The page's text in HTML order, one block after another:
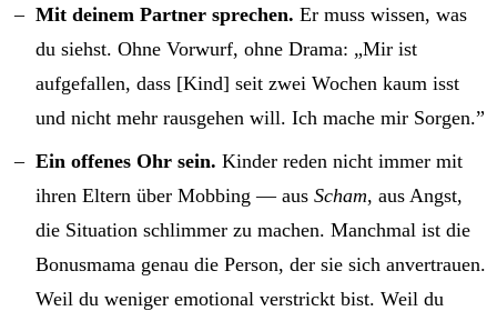
Mit deinem Partner sprechen. Er muss wissen, was
du siehst. Ohne Vorwurf, ohne Drama: „Mir ist
aufgefallen, dass [Kind] seit zwei Wochen kaum isst
und nicht mehr rausgehen will. Ich mache mir Sorgen.”
Ein offenes Ohr sein. Kinder reden nicht immer mit
ihren Eltern über Mobbing — aus Scham, aus Angst,
die Situation schlimmer zu machen. Manchmal ist die
Bonusmama genau die Person, der sie sich anvertrauen.
Weil du weniger emotional verstrickt bist. Weil du